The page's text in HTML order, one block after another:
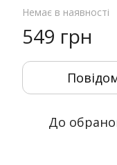
Немає в наявності
549 грн
До